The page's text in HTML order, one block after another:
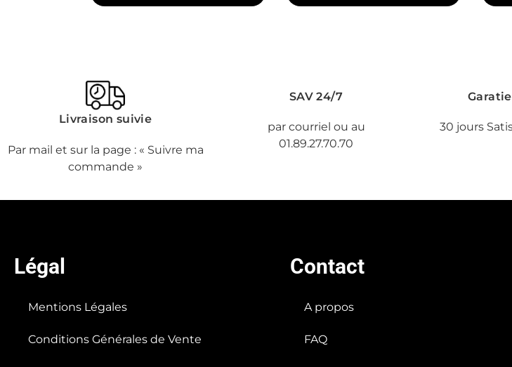
Livraison suivie
Par mail et sur la page : « Suivre ma
commande »
SAV 24/7
par courriel ou au
01.89.27.70.70
30 jours
Légal
Mentions Légales
Conditions Générales de Vente
Contact
A propos
FAQ